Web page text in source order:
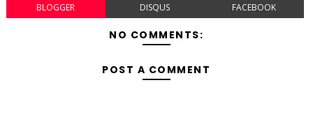
BLOGGER DISQUS FACEBOOK
NO COMMENTS:
POST A COMMENT